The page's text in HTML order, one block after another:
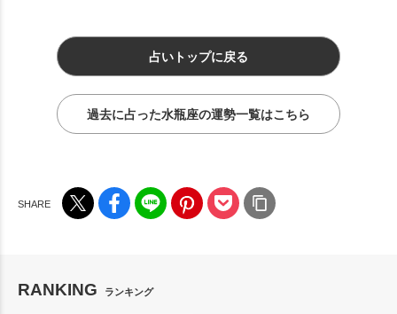
占いトップに戻る
過去に占った水瓶座の運勢一覧はこちら
RANKING ランキング